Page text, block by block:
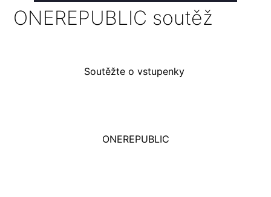
ONEREPUBLIC soutěž
Soutěžte o vstupenky
ONEREPUBLIC